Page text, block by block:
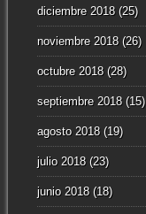
diciembre 2018(25)
noviembre 2018(26)
octubre 2018(28)
septiembre 2018(15)
agosto 2018(19)
julio 2018(23)
junio 2018(18)